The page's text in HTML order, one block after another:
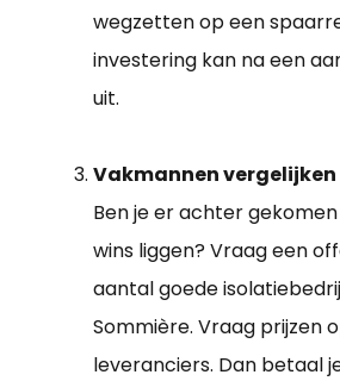
wegzetten op een
investering kan na een
uit.
Vakmannen vergelijken
Ben je er achter
wins liggen? Vraag een
aantal goede
Sommière. Vraag prijzen
leveranciers. Dan betaal